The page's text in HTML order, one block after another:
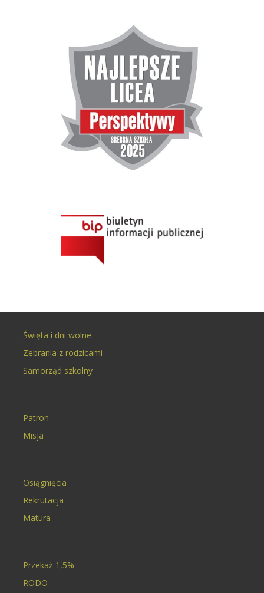
Święta i dni wolne
Zebrania z rodzicami
Samorząd szkolny
Patron
Misja
Osiągnięcia
Rekrutacja
Matura
Przekaż 1,5%
RODO